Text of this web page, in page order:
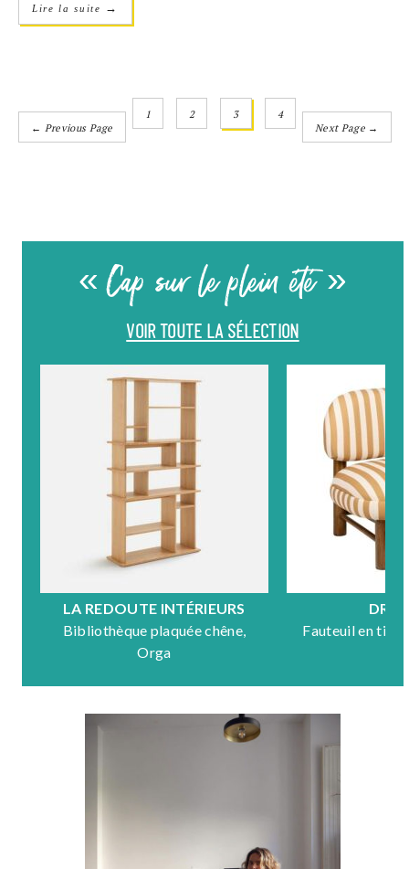
Lire la suite →
← Previous Page
1 2 3
4
Next Page →
« Cap sur le plein été »
VOIR TOUTE LA SÉLECTION
LA REDOUTE INTÉRIEURS
Bibliothèque plaquée chêne,
Orga
Fauteuil en